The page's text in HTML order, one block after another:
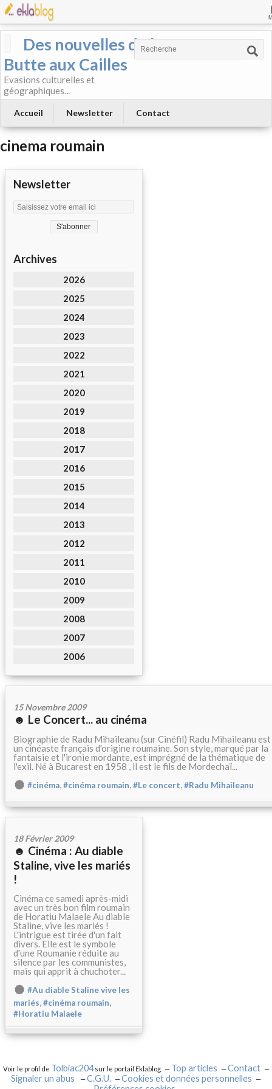
Des nouvelles de la
Butte aux Cailles
Evasions culturelles et
géographiques...
Accueil Newsletter Contact
cinema roumain
Newsletter
Archives
2026
2025
2024
2023
2022
2021
2020
2019
2018
2017
2016
2015
2014
2013
2012
2011
2010
2009
2008
2007
2006
15 Novembre 2009
☻ Le Concert... au cinéma
Biographie de Radu Mihaileanu (sur Cinéfil) Radu Mihaileanu est
un cinéaste français d'origine roumaine. Son style, marqué par la
fantaisie et l'ironie mordante, est imprégné de la thématique de
l'exil. Né à Bucarest en 1958 , il est le fils de Mordechaï...
#cinéma,#cinéma roumain,#Le concert,#Radu Mihaileanu
18 Février 2009
☻ Cinéma : Au diable
Staline, vive les mariés
!
Cinéma ce samedi après-midi
avec un très bon film roumain
de Horatiu Malaele Au diable
Staline, vive les mariés !
L'intrigue est tirée d'un fait
divers. Elle est le symbole
d'une Roumanie réduite au
silence par les communistes,
mais qui apprit à chuchoter...
#Au diable Staline vive les
mariés,#cinéma roumain,
#Horatiu Malaele
Voir le profil de Tolbiac204sur le portail Eklablog Top articles
Contact
Signaler un abus
C.G.U.
Cookies et données personnelles